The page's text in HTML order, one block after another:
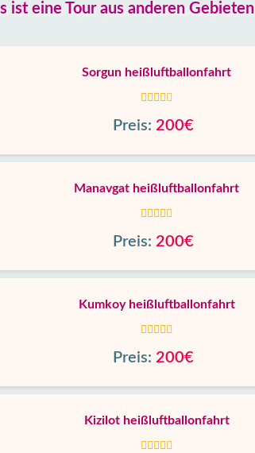
ist eine Tour aus anderen Gebieten
Sorgun heißluftballonfahrt
Preis: 200€
Manavgat heißluftballonfahrt
Preis: 200€
Kumkoy heißluftballonfahrt
Preis: 200€
Kizilot heißluftballonfahrt